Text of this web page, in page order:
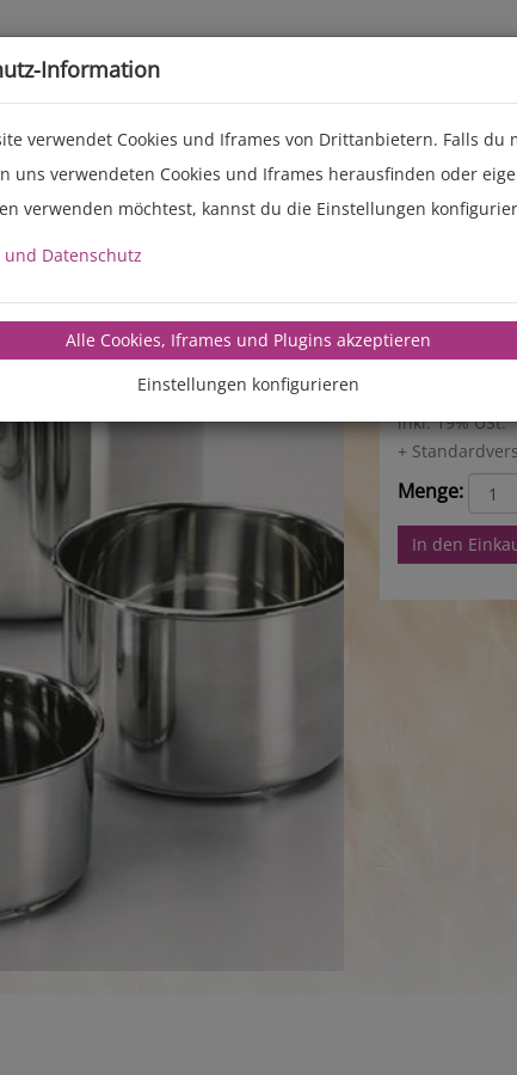
Für
inkl. 19% USt.
+
Menge:
In den
Information
verwendet Cookies und Iframes von Drittanbietern. Falls du
uns verwendeten Cookies und Iframes herausfinden oder
verwenden möchtest, kannst du die Einstellungen
Datenschutz
Alle Cookies, Iframes und Plugins akzeptieren
Einstellungen konfigurieren